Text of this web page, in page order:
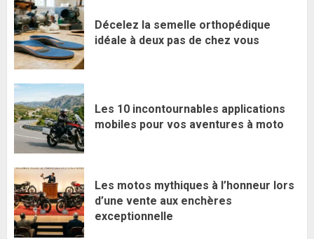
Décelez la semelle orthopédique
idéale à deux pas de chez vous
Les 10 incontournables applications
mobiles pour vos aventures à moto
Les motos mythiques à l’honneur lors
d’une vente aux enchères
exceptionnelle